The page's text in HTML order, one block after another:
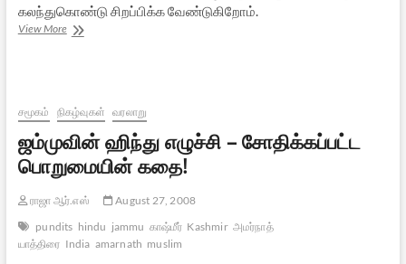
கலந்துகொண்டு சிறப்பிக்க வேண்டுகிறோம்.
View Moreதாய்ச்
சமூகம் நிகழ்வுகள் வரலாறு
ஜம்முவின் ஹிந்து எழுச்சி – சோதிக்கப்பட்ட
பொறுமையின் கதை!
ராஜா ஆர்.எஸ்
August 27, 2008
pundits hindu jammu காஷ்மீர் Kashmir அமர்நாத்
யாத்திரை India amarnath muslim